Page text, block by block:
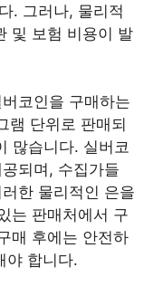
. 그러나, 물리적
및 보험 비용이 발
코인을 구매하는
램 단위로 판매되
많습니다. 실버코
되며, 수집가들
한 물리적인 은을
는 판매처에서 구
매 후에는 안전하
야 합니다.